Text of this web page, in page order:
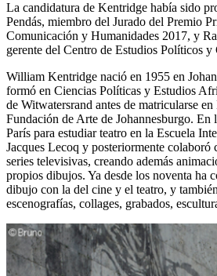
La candidatura de Kentridge había sido
Pendás, miembro del Jurado del Premio
Comunicación y Humanidades 2017, y
gerente del Centro de Estudios Políticos y
William Kentridge nació en 1955 en
formó en Ciencias Políticas y Estudios
de Witwatersrand antes de matricularse
Fundación de Arte de Johannesburgo. En
París para estudiar teatro en la Escuela
Jacques Lecoq y posteriormente colaboró
series televisivas, creando además
propios dibujos. Ya desde los noventa ha
dibujo con la del cine y el teatro, y
escenografías, collages, grabados,